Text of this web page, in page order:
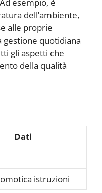
dell’ambiente,
alle proprie
quotidiana
gli aspetti che
della qualità
Dati
istruzioni